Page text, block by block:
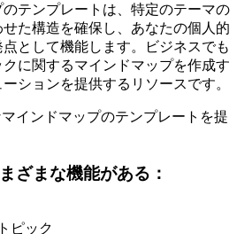
テンプレートは、特定のテーマの
た構造を確保し、あなたの個人的
として機能します。ビジネスでも
に関するマインドマップを作成す
ションを提供するリソースです。
インドマップのテンプレートを提
ざまな機能がある：
ピック